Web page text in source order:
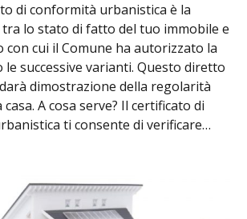
di conformità urbanistica è la
lo stato di fatto del tuo immobile e
con cui il Comune ha autorizzato la
successive varianti. Questo diretto
dimostrazione della regolarità
A cosa serve? Il certificato di
ti consente di verificare…